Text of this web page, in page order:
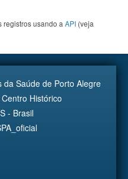
registros usando a API (veja
da Saúde de Porto Alegre
Histórico
- Brasil